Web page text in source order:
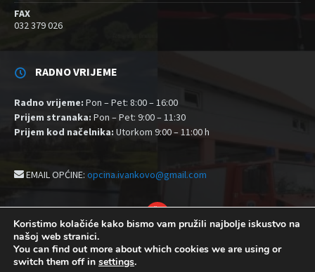
FAX
032 379 026
RADNO VRIJEME
Radno vrijeme: Pon – Pet: 8:00 – 16:00
Prijem stranaka: Pon – Pet: 9:00 – 11:30
Prijem kod načelnika: Utorkom 9:00 – 11:00 h
EMAIL OPĆINE: opcina.ivankovo@gmail.com
YouTube
Izjava o pristupačnosti
Postavke kolačića
Koristimo kolačiće kako bismo vam pružili najbolje iskustvo na
našoj web stranici.
You can find out more about which cookies we are using or
switch them off in settings.